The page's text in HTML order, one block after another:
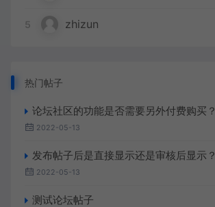
5 zhizun
热门帖子
论坛社区的功能是否需要另外付费购买？
2022-05-13
发布帖子后是直接显示还是审核后显示？
2022-05-13
测试论坛帖子